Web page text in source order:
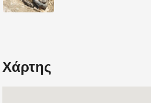
Χάρτης